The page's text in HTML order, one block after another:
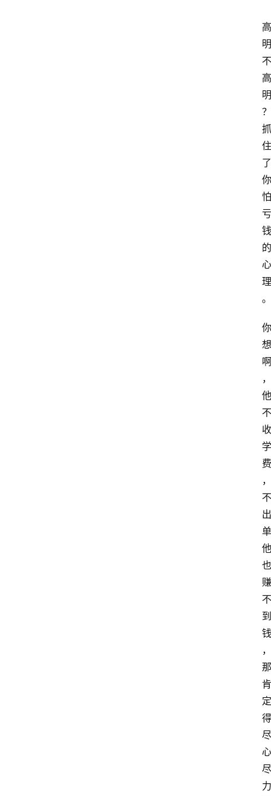
高
明
不
高
明
？
抓
住
了
你
怕
亏
钱
的
心
理
。
你
想
啊
，
他
不
收
学
费
，
不
出
单
他
也
赚
不
到
钱
，
那
肯
定
得
尽
心
尽
力